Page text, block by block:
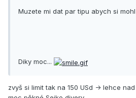
Muzete mi dat par tipu abych si
Diky moc...
zvyš si limit tak na 150 USd -> lehce